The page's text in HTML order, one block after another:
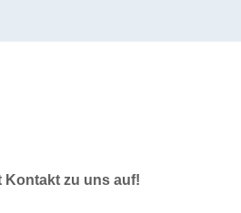
Kontakt zu uns auf!